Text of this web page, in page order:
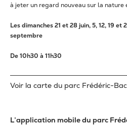
à jeter un regard nouveau sur la nature
Les dimanches 21 et 28 juin, 5, 12, 19
septembre
De 10h30 à 11h30
Voir la carte du parc Frédéric-
L’application mobile du parc